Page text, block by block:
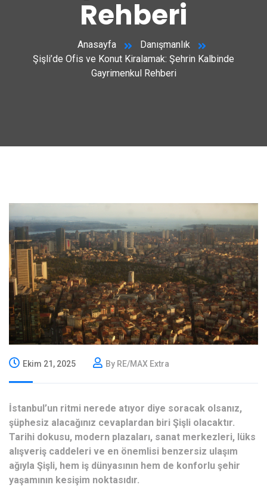
Rehberi
Anasayfa
Danışmanlık
Şişli’de Ofis ve Konut Kiralamak: Şehrin Kalbinde
Gayrimenkul Rehberi
Ekim 21, 2025 By RE/MAX Extra
İstanbul’un ritmi nerede atıyor diye soracak olsanız,
şüphesiz alacağınız cevaplardan biri Şişli olacaktır.
Tarihi dokusu, modern plazaları, sanat merkezleri, lüks
alışveriş caddeleri ve en önemlisi benzersiz ulaşım
ağıyla Şişli, hem iş dünyasının hem de konforlu şehir
yaşamının kesişim noktasıdır.